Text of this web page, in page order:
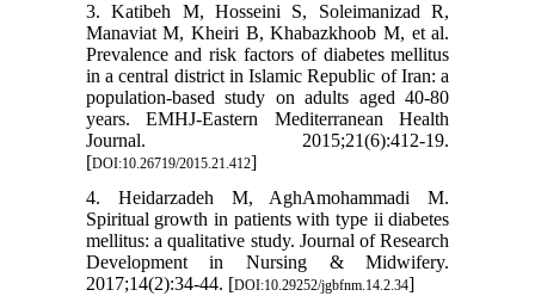
3. Katibeh M, Hosseini S, Soleimanizad R,
Manaviat M, Kheiri B, Khabazkhoob M, et al.
Prevalence and risk factors of diabetes mellitus
in a central district in Islamic Republic of Iran: a
population-based study on adults aged 40-80
years. EMHJ-Eastern Mediterranean Health
Journal. 2015;21(6):412-19.
[DOI:10.26719/2015.21.412]
4. Heidarzadeh M, AghAmohammadi M.
Spiritual growth in patients with type ii diabetes
mellitus: a qualitative study. Journal of Research
Development in Nursing & Midwifery.
2017;14(2):34-44. [DOI:10.29252/jgbfnm.14.2.34]